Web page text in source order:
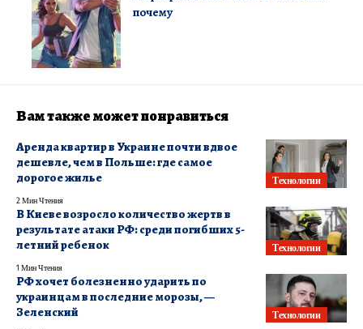
почему
Вам также может понравиться
Технологии
Аренда квартир в Украине почти вдвое
дешевле, чем в Польше: где самое
дорогое жилье
2 Мин Чтения
Технологии
В Киеве возросло количество жертв в
результате атаки РФ: среди погибших 5-
летний ребенок
1 Мин Чтения
Технологии
РФ хочет болезненно ударить по
украинцам в последние морозы, —
Зеленский